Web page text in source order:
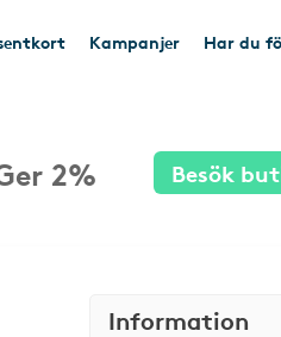
Kampanjer Har du
2% Besök
Information